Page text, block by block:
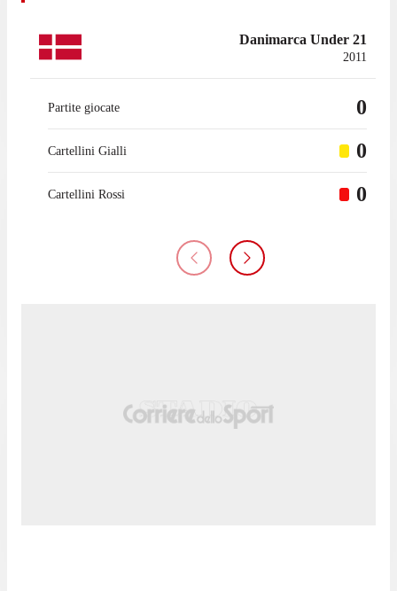
Danimarca Under 21
2011
Partite giocate 0
Cartellini Gialli 0
Cartellini Rossi 0